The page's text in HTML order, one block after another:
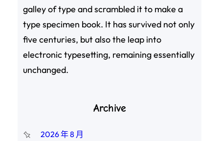
galley of type and scrambled it to make a
type specimen book. It has survived not only
five centuries, but also the leap into
electronic typesetting, remaining essentially
unchanged.
Archive
2026 年 8 月